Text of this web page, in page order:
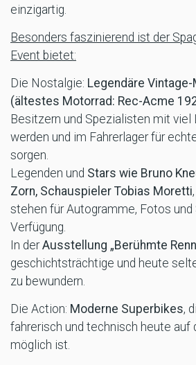
einzigartig.
Besonders faszinierend ist der
Event bietet:
Die Nostalgie: Legendäre
(ältestes Motorrad: Rec-Acme
Besitzern und Spezialisten mit viel
werden und im Fahrerlager für
sorgen.
Legenden und Stars wie Bruno
Zorn, Schauspieler Tobias Moretti
stehen für Autogramme, Fotos
Verfügung.
In derAusstellung „Berühmte
geschichtsträchtige und heute
zu bewundern.
Die Action: Moderne Superbikes,
fahrerisch und technisch heute auf
möglich ist.